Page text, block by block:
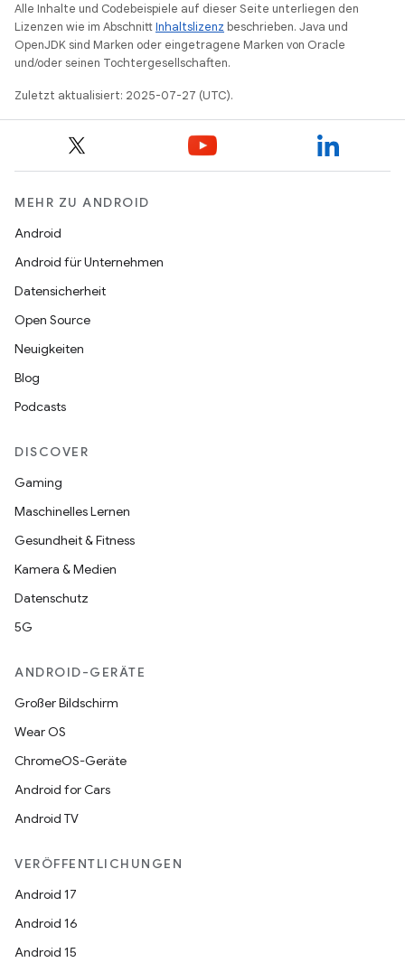
Alle Inhalte und Codebeispiele auf dieser Seite unterliegen den
Lizenzen wie im AbschnittInhaltslizenz beschrieben. Java und
OpenJDK sind Marken oder eingetragene Marken von Oracle
und/oder seinen Tochtergesellschaften.
Zuletzt aktualisiert: 2025-07-27 (UTC).
MEHR ZU ANDROID
Android
Android für Unternehmen
Datensicherheit
Open Source
Neuigkeiten
Blog
Podcasts
DISCOVER
Gaming
Maschinelles Lernen
Gesundheit & Fitness
Kamera & Medien
Datenschutz
5G
ANDROID-GERÄTE
Großer Bildschirm
Wear OS
ChromeOS-Geräte
Android for Cars
Android TV
VERÖFFENTLICHUNGEN
Android 17
Android 16
Android 15